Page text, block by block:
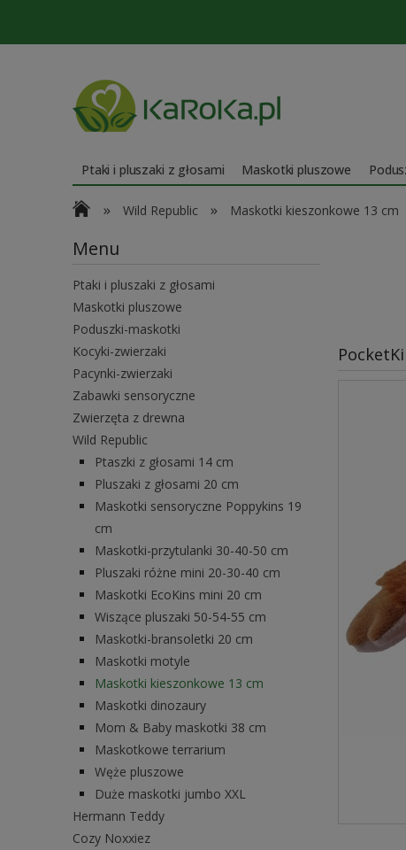
Ptaki i pluszaki z głosami Maskotki pluszowe
» Wild Republic » Maskotki kieszonkowe 13 cm
Menu
Ptaki i pluszaki z głosami
Maskotki pluszowe
Poduszki-maskotki
Kocyki-zwierzaki
Pacynki-zwierzaki
Zabawki sensoryczne
Zwierzęta z drewna
Wild Republic
Ptaszki z głosami 14 cm
Pluszaki z głosami 20 cm
Maskotki sensoryczne Poppykins 19
cm
Maskotki-przytulanki 30-40-50 cm
Pluszaki różne mini 20-30-40 cm
Maskotki EcoKins mini 20 cm
Wiszące pluszaki 50-54-55 cm
Maskotki-bransoletki 20 cm
Maskotki motyle
Maskotki kieszonkowe 13 cm
Maskotki dinozaury
Mom & Baby maskotki 38 cm
Maskotkowe terrarium
Węże pluszowe
Duże maskotki jumbo XXL
Hermann Teddy
Cozy Noxxiez